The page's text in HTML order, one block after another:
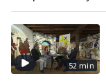
52 min